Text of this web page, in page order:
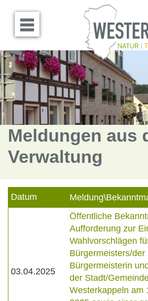
Menü öffnen
Meldungen aus
Verwaltung
Datum
03.04.2025
Öffentliche
Aufforderung zur
Wahlvorschlägen
Bürgermeisters/der
Bürgermeisterin
der Stadt/
Westerkappeln am